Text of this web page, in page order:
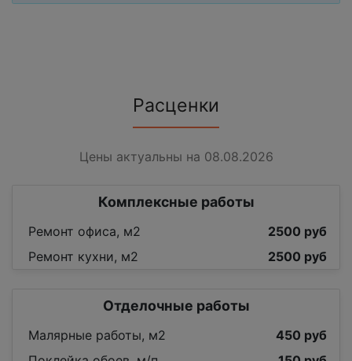
Расценки
Цены актуальны на 08.08.2026
Комплексные работы
Ремонт офиса, м2
2500 руб
Ремонт кухни, м2
2500 руб
Отделочные работы
Малярные работы, м2
450 руб